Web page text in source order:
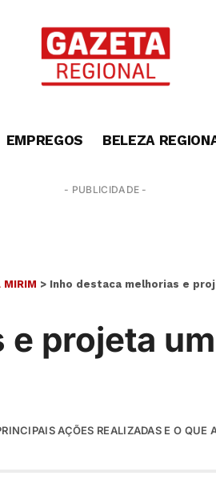
EMPREGOS BELEZA
- PUBLICIDADE -
MIRIM > Inho destaca melhorias e
projeta
AÇÕES REALIZADAS E O QUE